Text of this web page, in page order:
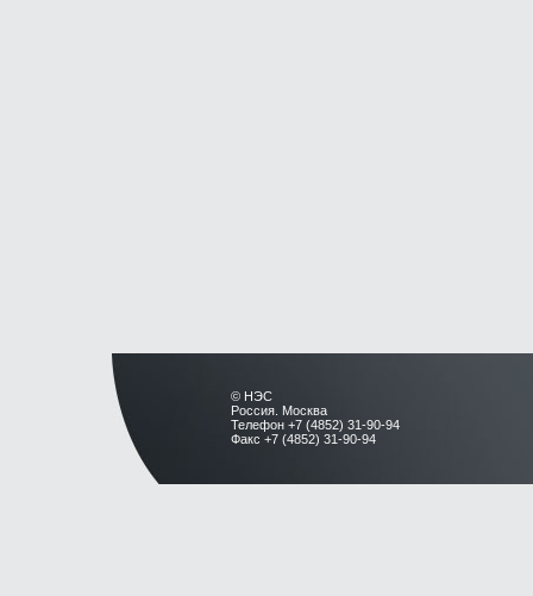
© НЭС
Россия. Москва
Телефон +7 (4852) 31-90-94
Факс +7 (4852) 31-90-94